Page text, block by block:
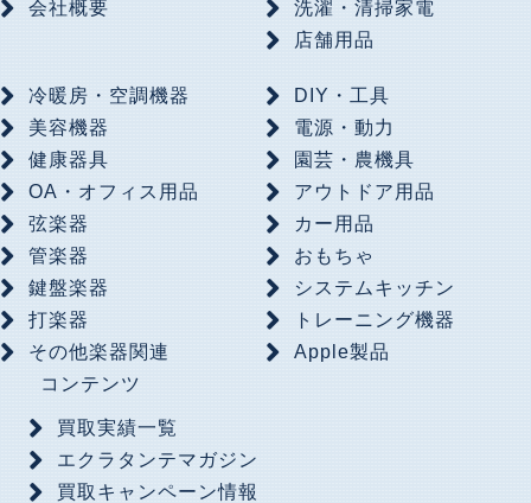
会社概要
洗濯・清掃家電
店舗用品
冷暖房・空調機器
美容機器
健康器具
OA・オフィス用品
弦楽器
管楽器
鍵盤楽器
打楽器
その他楽器関連
DIY・工具
電源・動力
園芸・農機具
アウトドア用品
カー用品
おもちゃ
システムキッチン
トレーニング機器
Apple製品
コンテンツ
買取実績一覧
エクラタンテマガジン
買取キャンペーン情報